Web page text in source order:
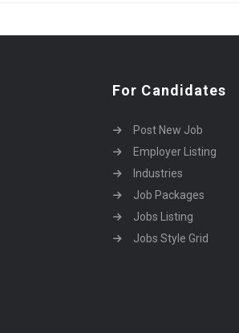
For Candidates
Post New Job
Employer Listing
Industries
Job Packages
Jobs Listing
Jobs Style Grid